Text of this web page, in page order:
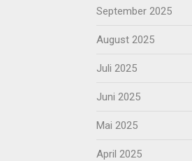
September 2025
August 2025
Juli 2025
Juni 2025
Mai 2025
April 2025